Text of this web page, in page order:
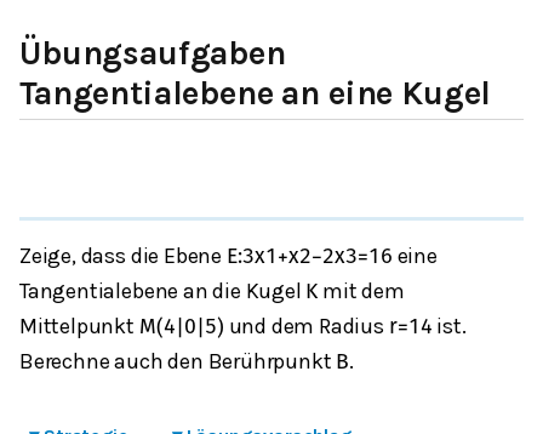
Übungsaufgaben
Tangentialebene an eine Kugel
Zeige, dass die Ebene E:3x1 +x2−2x3=16 eine
Tangentialebene an die Kugel K mit dem
Mittelpunkt M(4 0 5) und dem Radius r=14 ist.
Berechne auch den Berührpunkt B.